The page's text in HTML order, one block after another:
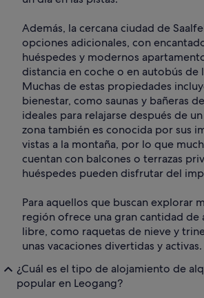
Además, la cercana ciudad de
opciones adicionales, con
huéspedes y modernos
distancia en coche o en autobús de
Muchas de estas propiedades
bienestar, como saunas y bañeras
ideales para relajarse después de
zona también es conocida por sus
vistas a la montaña, por lo que
cuentan con balcones o terrazas
huéspedes pueden disfrutar del
Para aquellos que buscan explorar
región ofrece una gran cantidad de
libre, como raquetas de nieve y
unas vacaciones divertidas y activas.
¿Cuál es el tipo de alojamiento de
popular en Leogang?